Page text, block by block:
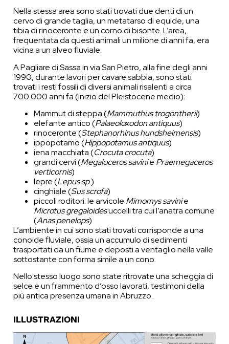
Nella stessa area sono stati trovati due denti di un
cervo di grande taglia, un metatarso di equide, una
tibia di rinoceronte e un corno di bisonte. L’area,
frequentata da questi animali un milione di anni fa, era
vicina a un alveo fluviale.
A Pagliare di Sassa in via San Pietro, alla fine degli anni
1990, durante lavori per cavare sabbia, sono stati
trovati i resti fossili di diversi animali risalenti a circa
700.000 anni fa (inizio del Pleistocene medio):
Mammut di steppa (Mammuthus trogontherii)
elefante antico (Palaeoloxodon antiquus)
rinoceronte (Stephanorhinus hundsheimensis)
ippopotamo (Hippopotamus antiquus)
iena macchiata (Crocuta crocuta)
grandi cervi (Megaloceros savinie Praemegaceros
verticornis)
lepre (Lepus sp.)
cinghiale (Sus scrofa)
piccoli roditori: le arvicole Mimomys savinie
Microtus gregaloidesuccelli tra cui l’anatra comune
(Anas penelops)
L’ambiente in cui sono stati trovati corrisponde a una
conoide fluviale, ossia un accumulo di sedimenti
trasportati da un fiume e deposti a ventaglio nella valle
sottostante con forma simile a un cono.
Nello stesso luogo sono state ritrovate una scheggia di
selce e un frammento d’osso lavorati, testimoni della
più antica presenza umana in Abruzzo.
ILLUSTRAZIONI